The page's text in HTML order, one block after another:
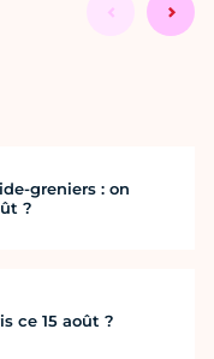
greniers : on
?
ce 15 août ?